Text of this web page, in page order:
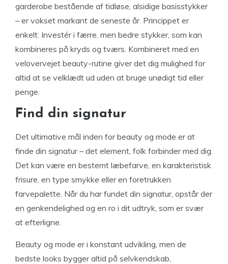
garderobe bestående af tidløse, alsidige basisstykker
– er vokset markant de seneste år. Princippet er
enkelt: Investér i færre, men bedre stykker, som kan
kombineres på kryds og tværs. Kombineret med en
velovervejet beauty-rutine giver det dig mulighed for
altid at se velklædt ud uden at bruge unødigt tid eller
penge.
Find din signatur
Det ultimative mål inden for beauty og mode er at
finde din signatur – det element, folk forbinder med dig.
Det kan være en bestemt læbefarve, en karakteristisk
frisure, en type smykke eller en foretrukken
farvepalette. Når du har fundet din signatur, opstår der
en genkendelighed og en ro i dit udtryk, som er svær
at efterligne.
Beauty og mode er i konstant udvikling, men de
bedste looks bygger altid på selvkendskab,